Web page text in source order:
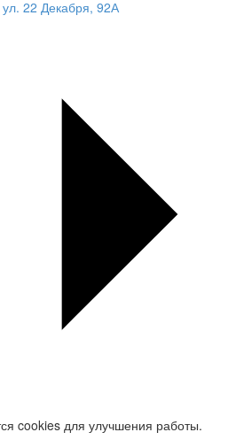
22 Декабря, 92А
cookies для улучшения работы.